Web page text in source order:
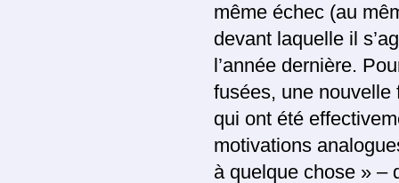
même échec (au
devant laquelle il
l’année dernière.
fusées, une nouvelle
qui ont été
motivations
à quelque chose » –